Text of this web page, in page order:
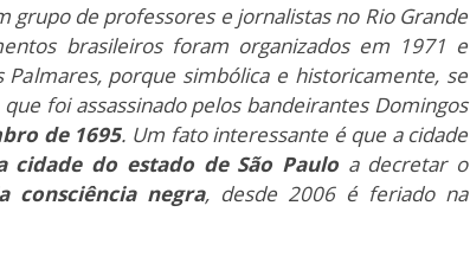
grupo de professores e jornalistas no Rio Grande
brasileiros foram organizados em 1971 e
porque simbólica e historicamente, se
foi assassinado pelos bandeirantes Domingos
de 1695. Um fato interessante é que a cidade
cidade do estado de São Pauloa decretar o
consciência negra, desde 2006 é feriado na